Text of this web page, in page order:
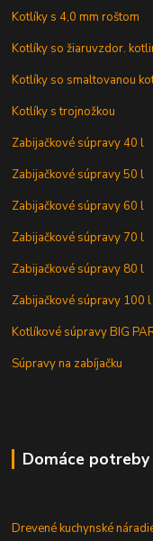
Kotlíky s 4,0 mm roštom
Kotlíky so žiaruvzdor.
Kotlíky so smaltovanou
Kotlíky s trojnožkou
Zabijačkové súpravy 40 l
Zabijačkové súpravy 50 l
Zabijačkové súpravy 60 l
Zabijačkové súpravy 70 l
Zabijačkové súpravy 80 l
Zabijačkové súpravy 100 l
Kotlíkové súpravy BIG
Súpravy na zabíjačku
Domáce potreby
Drevené kuchynské